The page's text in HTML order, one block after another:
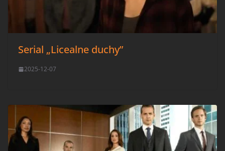
Serial „Licealne duchy”
2025-12-07